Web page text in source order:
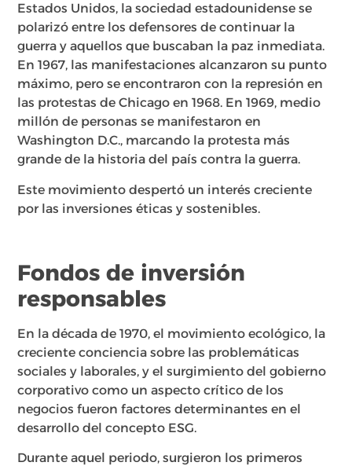
Estados Unidos, la sociedad estadounidense se
polarizó entre los defensores de continuar la
guerra y aquellos que buscaban la paz inmediata.
En 1967, las manifestaciones alcanzaron su punto
máximo, pero se encontraron con la represión en
las protestas de Chicago en 1968. En 1969, medio
millón de personas se manifestaron en
Washington D.C., marcando la protesta más
grande de la historia del país contra la guerra.
Este movimiento despertó un interés creciente
por las inversiones éticas y sostenibles.
Fondos de inversión
responsables
En la década de 1970, el movimiento ecológico, la
creciente conciencia sobre las problemáticas
sociales y laborales, y el surgimiento del gobierno
corporativo como un aspecto crítico de los
negocios fueron factores determinantes en el
desarrollo del concepto ESG.
Durante aquel periodo, surgieron los primeros